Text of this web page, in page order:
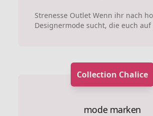
Strenesse Outlet Wenn ihr nach
Designermode sucht, die euch auf
Collection Chalice
mode marken